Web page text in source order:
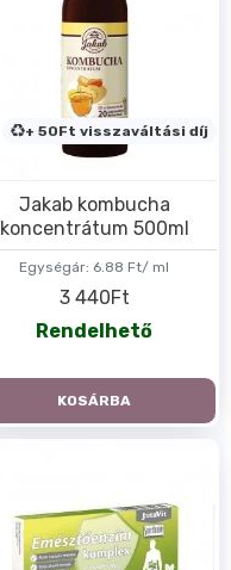
+ 50Ft visszaváltási díj
Egységár: 6.88 Ft/ ml
Jakab kombucha
koncentrátum 500ml
3 440Ft
Rendelhető
KOSÁRBA